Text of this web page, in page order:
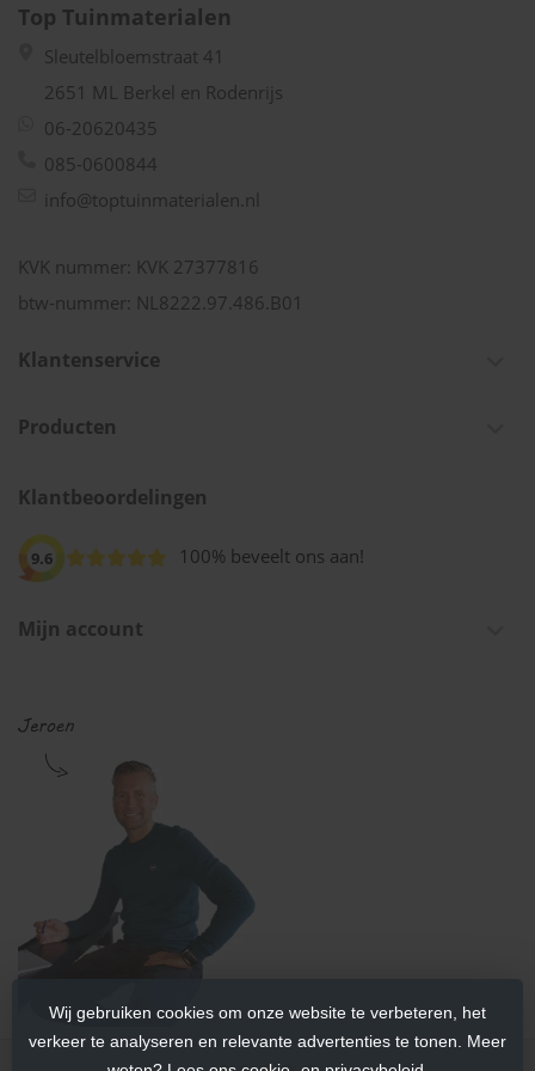
Top Tuinmaterialen
Sleutelbloemstraat 41
2651 ML Berkel en Rodenrijs
06-20620435
085-0600844
info@toptuinmaterialen.nl
KVK nummer: KVK 27377816
btw-nummer: NL8222.97.486.B01
Klantenservice
Producten
Klantbeoordelingen
9.6 100% beveelt ons aan!
Mijn account
Wij gebruiken cookies om onze website te verbeteren, het
verkeer te analyseren en relevante advertenties te tonen. Meer